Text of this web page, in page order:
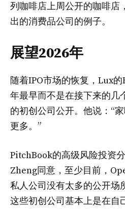
列咖啡店上周公开的咖啡店
出的消费品公司的例子。
展望2026年
随着IPO市场的恢复，Lux
年最早而不是在接下来的几
的初创公司公开。他说：“
更多。”
PitchBook的高级风险投资
Zheng同意，至少目前，
私人公司没有太多的公开场
这些初创公司基本上是在自